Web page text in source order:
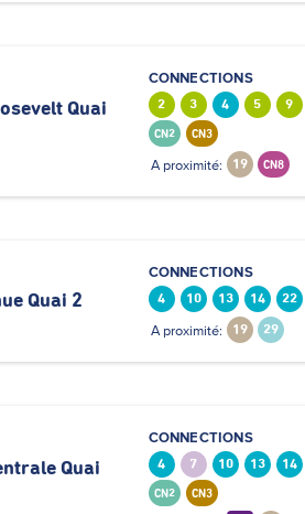
Quai
CONNECTIONS
2 3 4 5 9
CN2 CN3
A proximité: 19 CN8
Quai 2
CONNECTIONS
4 10 13 14 22
A proximité: 19 29
Quai
CONNECTIONS
4 7 10 13 14
CN2 CN3